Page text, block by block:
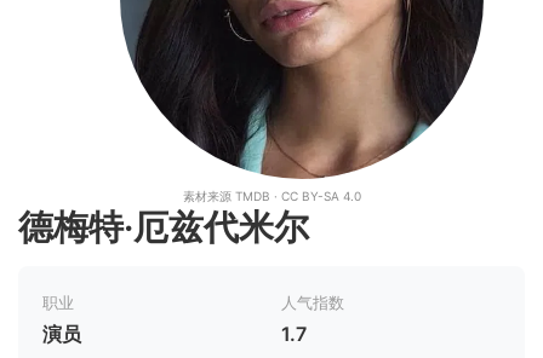
素材来源 TMDB · CC BY-SA 4.0
德梅特·厄兹代米尔
职业
演员
人气指数
1.7